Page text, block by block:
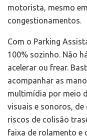
motorista, mesmo
congestionamentos.
Com o Parking
100% sozinho. Não
acelerar ou frear.
acompanhar as
multimídia por meio
visuais e sonoros,
riscos de colisão
faixa de rolamento e